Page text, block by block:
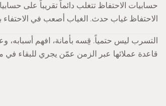
حسابيات الاحتفاظ تتغلب دائماً تقريباً على
الاحتفاظ غياب حدث. الغياب أصعب في
التسرب ليس حتمياً. قِسه بأمانة، افهم أسبابه،
قاعدة عملائها عبر الزمن عمّن يجري للبقاء في